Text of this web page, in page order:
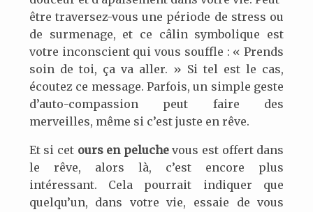
être traversez-vous une période de stress ou
de surmenage, et ce câlin symbolique est
votre inconscient qui vous souffle : « Prends
soin de toi, ça va aller. » Si tel est le cas,
écoutez ce message. Parfois, un simple geste
d’auto-compassion peut faire des
merveilles, même si c’est juste en rêve.
Et si cet ours en peluchevous est offert dans
le rêve, alors là, c’est encore plus
intéressant. Cela pourrait indiquer que
quelqu’un, dans votre vie, essaie de vous